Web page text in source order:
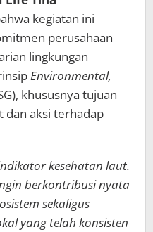
kegiatan ini
perusahaan
lingkungan
Environmental,
khususnya tujuan
dan aksi terhadap
kesehatan laut.
berkontribusi nyata
sekaligus
yang telah konsisten